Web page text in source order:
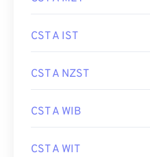
CST A IST
CST A NZST
CST A WIB
CST A WIT